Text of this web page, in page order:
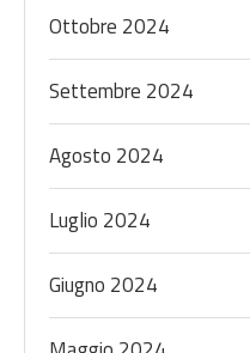
Ottobre 2024
Settembre 2024
Agosto 2024
Luglio 2024
Giugno 2024